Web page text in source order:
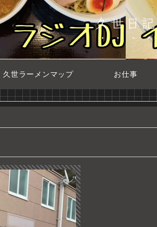
久世日記
久世ラーメンマップ お仕事